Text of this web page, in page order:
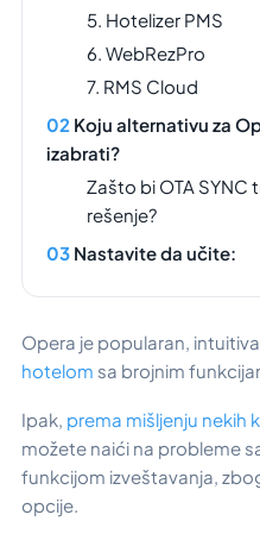
5. Hotelizer PMS
6. WebRezPro
7. RMS Cloud
Koju alternativu za
izabrati?
Zašto bi OTA
rešenje?
Nastavite da učite:
Opera je popularan,
hotelom sa brojnim
Ipak, prema mišljenju nekih
možete naići na probleme
funkcijom izveštavanja,
opcije.